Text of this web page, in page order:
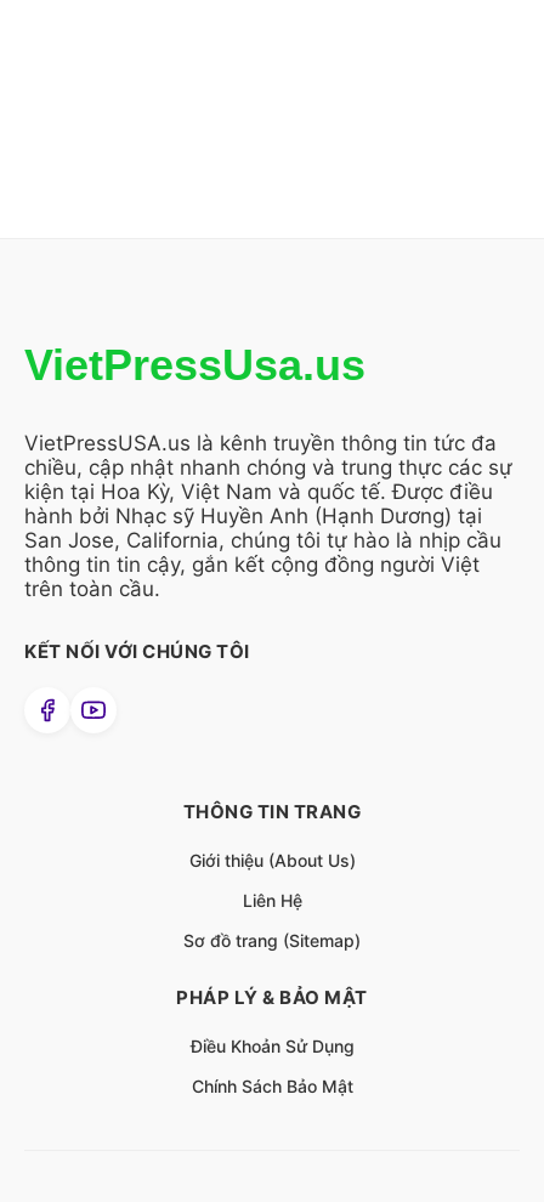
VietPressUsa.us
VietPressUSA.us là kênh truyền thông tin tức đa
chiều, cập nhật nhanh chóng và trung thực các sự
kiện tại Hoa Kỳ, Việt Nam và quốc tế. Được điều
hành bởi Nhạc sỹ Huyền Anh (Hạnh Dương) tại
San Jose, California, chúng tôi tự hào là nhịp cầu
thông tin tin cậy, gắn kết cộng đồng người Việt
trên toàn cầu.
KẾT NỐI VỚI CHÚNG TÔI
THÔNG TIN TRANG
Giới thiệu (About Us)
Liên Hệ
Sơ đồ trang (Sitemap)
PHÁP LÝ & BẢO MẬT
Điều Khoản Sử Dụng
Chính Sách Bảo Mật